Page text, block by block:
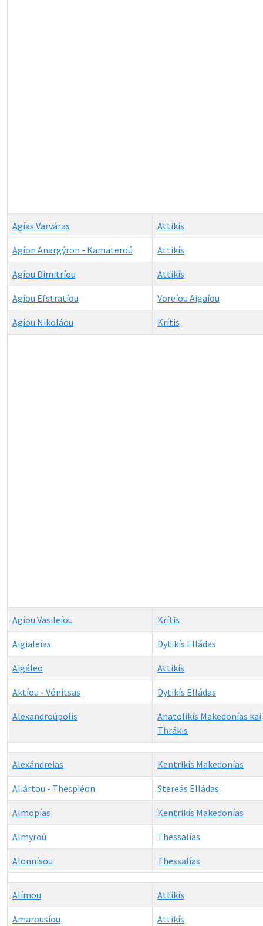
Agías Varváras Attikís
Agíon Anargýron - Kamateroú Attikís
Agíou Dimitríou Attikís
Agíou Efstratíou Voreíou Aigaíou
Agíou Nikoláou Krítis
Agíou Vasileíou Krítis
Aigialeías Dytikís Elládas
Aigáleo Attikís
Aktíou - Vónitsas Dytikís Elládas
Alexandroúpolis
Anatolikís Makedonías kai
Thrákis
Alexándreias Kentrikís Makedonías
Aliártou - Thespiéon Stereás Elládas
Almopías Kentrikís Makedonías
Almyroú Thessalías
Alonnísou Thessalías
Alímou Attikís
Amarousíou Attikís